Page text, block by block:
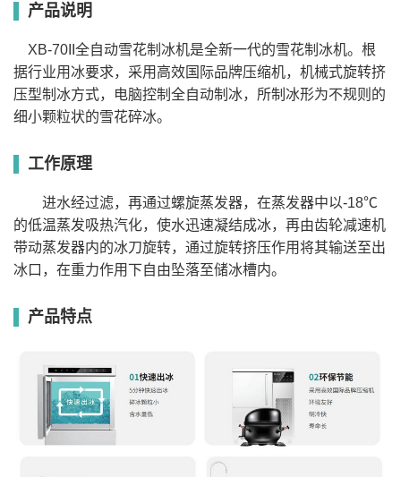
产品说明
XB-70II全自动雪花制冰机是全新一代的雪花制冰机。根
据行业用冰要求，采用高效国际品牌压缩机，机械式旋转挤
压型制冰方式，电脑控制全自动制冰，所制冰形为不规则的
细小颗粒状的雪花碎冰。
工作原理
进水经过滤，再通过螺旋蒸发器，在蒸发器中以-18℃
的低温蒸发吸热汽化，使水迅速凝结成冰，再由齿轮减速机
带动蒸发器内的冰刀旋转，通过旋转挤压作用将其输送至出
冰口，在重力作用下自由坠落至储冰槽内。
产品特点
制冰量kg/24h
XB-20II
15 240
420*580*735
XB-40II
40 15 240
420*580*735
XB-50II
50 15 240
420*580*735
XB-70II
70 25 420
600*600*830
XB-85II
85 25 420
600*600*830
XB-
130 32
150II
XB-200
200
雪花制冰机XB系列II代操作视频